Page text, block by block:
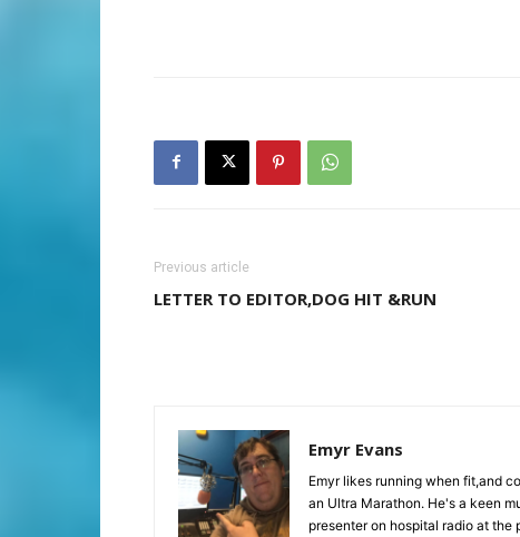
Previous article
LETTER TO EDITOR,DOG HIT &RUN
Emyr Evans
Emyr likes running when fit,and
an Ultra Marathon. He's a keen
presenter on hospital radio at the